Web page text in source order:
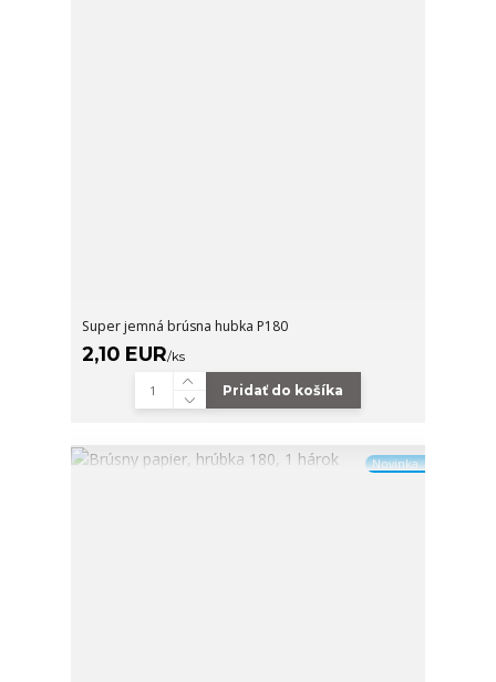
Super jemná brúsna hubka P180
2,10 EUR/ks
Pridať do košíka
Novinka